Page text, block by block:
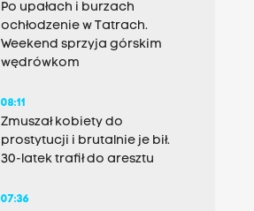
Po upałach i burzach
ochłodzenie w Tatrach.
Weekend sprzyja górskim
wędrówkom
08:11
Zmuszał kobiety do
prostytucji i brutalnie je bił.
30-latek trafił do aresztu
07:36